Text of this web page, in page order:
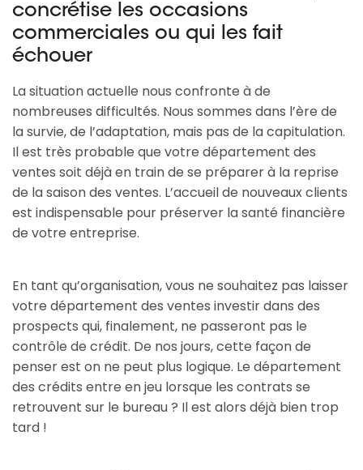
concrétise les occasions
commerciales ou qui les fait
échouer
La situation actuelle nous confronte à de
nombreuses difficultés. Nous sommes dans l’ère de
la survie, de l’adaptation, mais pas de la capitulation.
Il est très probable que votre département des
ventes soit déjà en train de se préparer à la reprise
de la saison des ventes. L’accueil de nouveaux clients
est indispensable pour préserver la santé financière
de votre entreprise.
En tant qu’organisation, vous ne souhaitez pas laisser
votre département des ventes investir dans des
prospects qui, finalement, ne passeront pas le
contrôle de crédit. De nos jours, cette façon de
penser est on ne peut plus logique. Le département
des crédits entre en jeu lorsque les contrats se
retrouvent sur le bureau ? Il est alors déjà bien trop
tard !